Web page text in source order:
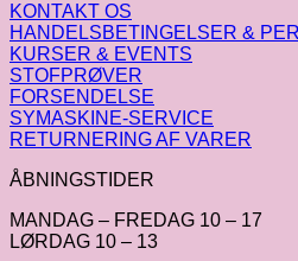
KONTAKT OS
HANDELSBETINGELSER &
KURSER & EVENTS
STOFPRØVER
FORSENDELSE
SYMASKINE-SERVICE
RETURNERING AF VARER
ÅBNINGSTIDER
MANDAG – FREDAG 10 – 17
LØRDAG 10 – 13